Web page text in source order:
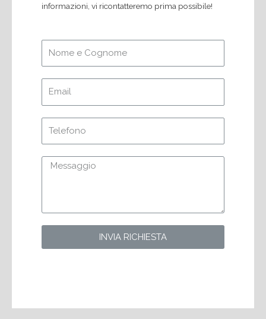
informazioni, vi ricontatteremo prima possibile!
INVIA RICHIESTA